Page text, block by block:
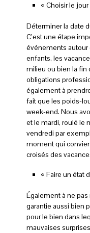
« Choisir le jour
Déterminer la date
C’est une étape
événements autour
enfants, les
milieu ou bien la fin
obligations
également à
fait que les poids-
week-end. Nous
et le mardi, roulé le
vendredi par
moment qui
croisés des
« Faire un état
Également à ne pas
garantie aussi bien
pour le bien dans
mauvaises